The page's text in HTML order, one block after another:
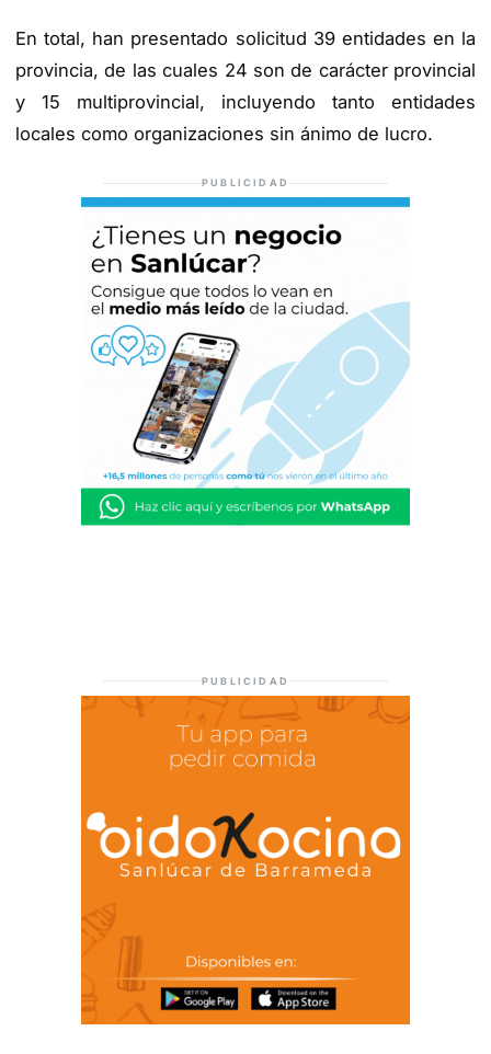
En total, han presentado solicitud 39 entidades en la
provincia, de las cuales 24 son de carácter provincial
y 15 multiprovincial, incluyendo tanto entidades
locales como organizaciones sin ánimo de lucro.
PUBLICIDAD
PUBLICIDAD